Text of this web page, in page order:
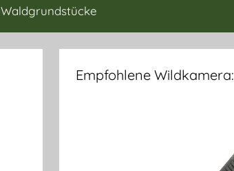
Waldgrundstücke
Empfohlene Wildkamera: